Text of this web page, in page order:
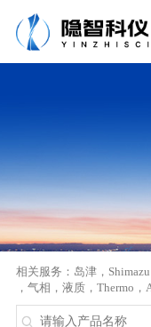
相关服务： 岛津， Shimazu
， 气相 ， 液质， Thermo ，